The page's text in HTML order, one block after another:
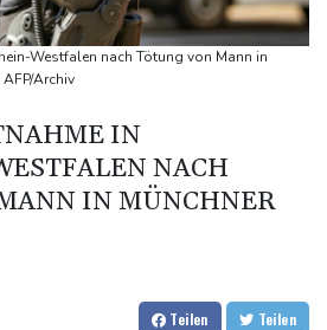
nur jeder vierte Zug zwischen Hamburg
auf Musiala
Westfalen nach Tötung von Mann in
Archiv
IN
NACH
IN MÜNCHNER
Teilen Teilen